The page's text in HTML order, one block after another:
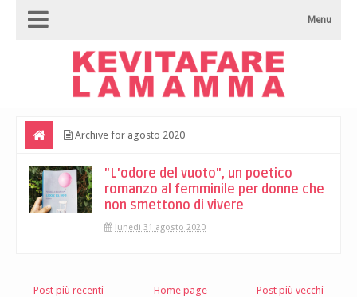
Menu
Archive for agosto 2020
"L'odore del vuoto", un poetico
romanzo al femminile per donne che
non smettono di vivere
lunedì 31 agosto 2020
Post più recenti Post più vecchi
Home page